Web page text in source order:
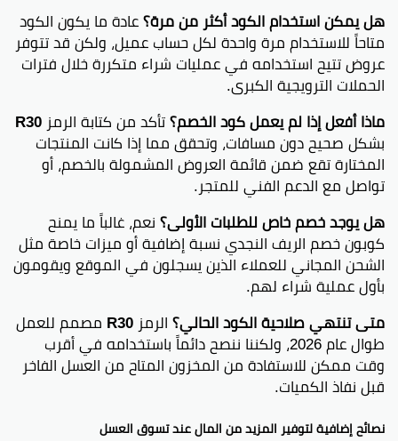
هل يمكن استخدام الكود أكثر من مرة؟عادة ما يكون الكود
متاحاً للاستخدام مرة واحدة لكل حساب عميل، ولكن قد تتوفر
عروض تتيح استخدامه في عمليات شراء متكررة خلال فترات
الحملات الترويجية الكبرى.
ماذا أفعل إذا لم يعمل كود الخصم؟تأكد من كتابة الرمز R30
بشكل صحيح دون مسافات، وتحقق مما إذا كانت المنتجات
المختارة تقع ضمن قائمة العروض المشمولة بالخصم، أو
تواصل مع الدعم الفني للمتجر.
هل يوجد خصم خاص للطلبات الأولى؟نعم، غالباً ما يمنح
كوبون خصم الريف النجدي نسبة إضافية أو ميزات خاصة مثل
الشحن المجاني للعملاء الذين يسجلون في الموقع ويقومون
بأول عملية شراء لهم.
متى تنتهي صلاحية الكود الحالي؟الرمز R30 مصمم للعمل
طوال عام 2026، ولكننا ننصح دائماً باستخدامه في أقرب
وقت ممكن للاستفادة من المخزون المتاح من العسل الفاخر
قبل نفاذ الكميات.
نصائح إضافية لتوفير المزيد من المال عند تسوق العسل